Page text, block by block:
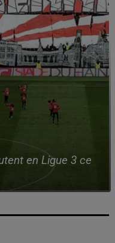
en Ligue 3 ce